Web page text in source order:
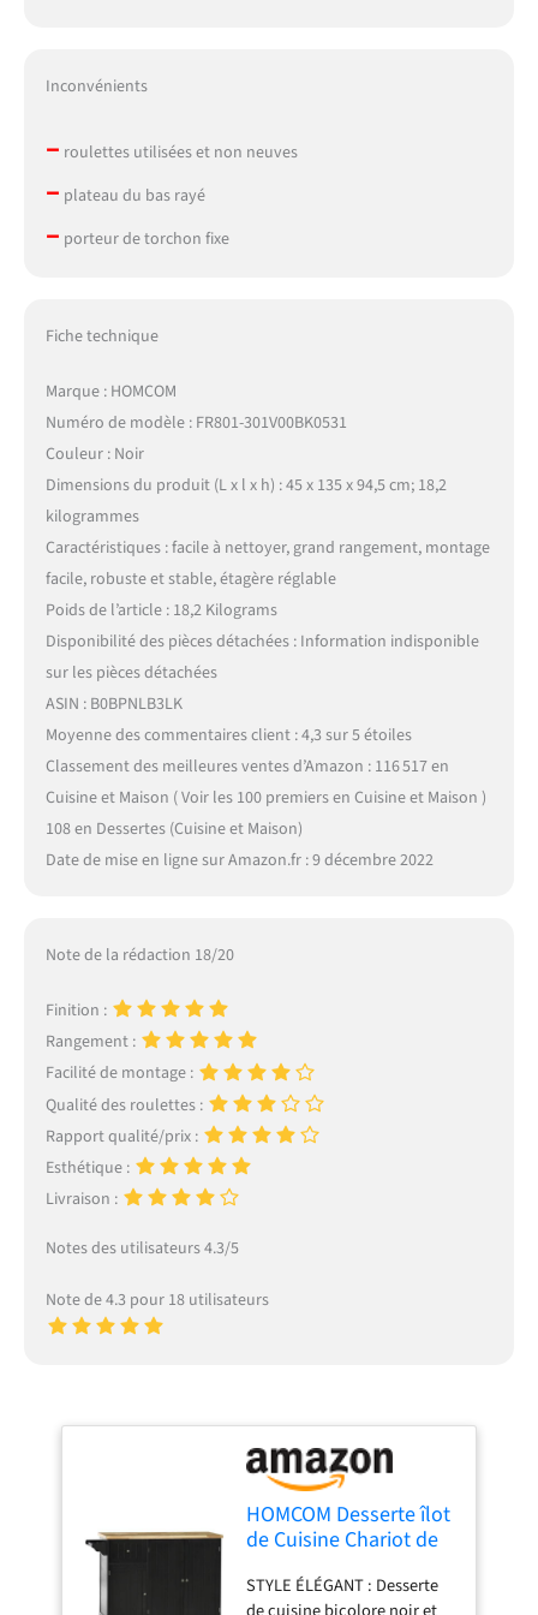
Inconvénients
– roulettes utilisées et non neuves
– plateau du bas rayé
– porteur de torchon fixe
Fiche technique
Marque : HOMCOM
Numéro de modèle : FR801-301V00BK0531
Couleur : Noir
Dimensions du produit (L x l x h) : 45 x 135 x 94,5 cm; 18,2
kilogrammes
Caractéristiques : facile à nettoyer, grand rangement, montage
facile, robuste et stable, étagère réglable
Poids de l’article : 18,2 Kilograms
Disponibilité des pièces détachées : Information indisponible
sur les pièces détachées
ASIN : B0BPNLB3LK
Moyenne des commentaires client : 4,3 sur 5 étoiles
Classement des meilleures ventes d’Amazon : 116 517 en
Cuisine et Maison ( Voir les 100 premiers en Cuisine et Maison )
108 en Dessertes (Cuisine et Maison)
Date de mise en ligne sur Amazon.fr : 9 décembre 2022
Note de la rédaction 18/20
Finition :
Rangement :
Facilité de montage :
Qualité des roulettes :
Rapport qualité/prix :
Esthétique :
Livraison :
Notes des utilisateurs 4.3/5
Note de 4.3 pour 18 utilisateurs
HOMCOM Desserte îlot
de Cuisine Chariot de
rangements 1 tiroir 2
STYLE ÉLÉGANT : Desserte